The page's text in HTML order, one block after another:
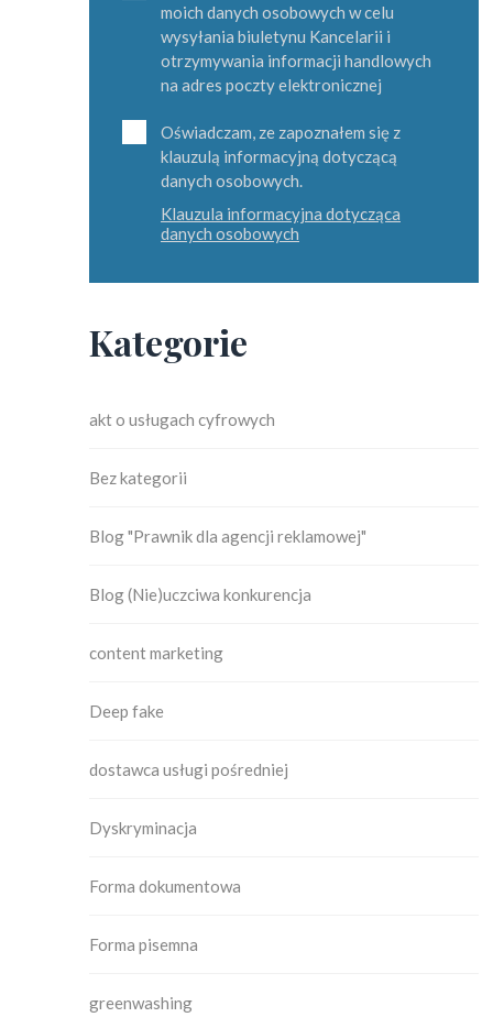
moich danych osobowych w celu
wysyłania biuletynu Kancelarii i
otrzymywania informacji handlowych
na adres poczty elektronicznej
Oświadczam, ze zapoznałem się z
klauzulą informacyjną dotyczącą
danych osobowych.
Klauzula informacyjna dotycząca
danych osobowych
Kategorie
akt o usługach cyfrowych
Bez kategorii
Blog "Prawnik dla agencji reklamowej"
Blog (Nie)uczciwa konkurencja
content marketing
Deep fake
dostawca usługi pośredniej
Dyskryminacja
Forma dokumentowa
Forma pisemna
greenwashing